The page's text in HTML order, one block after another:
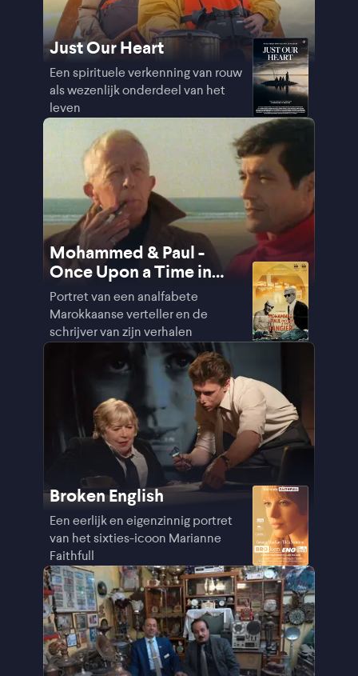
Just Our Heart
Een spirituele verkenning van rouw
als wezenlijk onderdeel van het
leven
Mohammed & Paul -
Once Upon a Time in
Tangier
Portret van een analfabete
Marokkaanse verteller en de
schrijver van zijn verhalen
Broken English
Een eerlijk en eigenzinnig portret
van het sixties-icoon Marianne
Faithfull